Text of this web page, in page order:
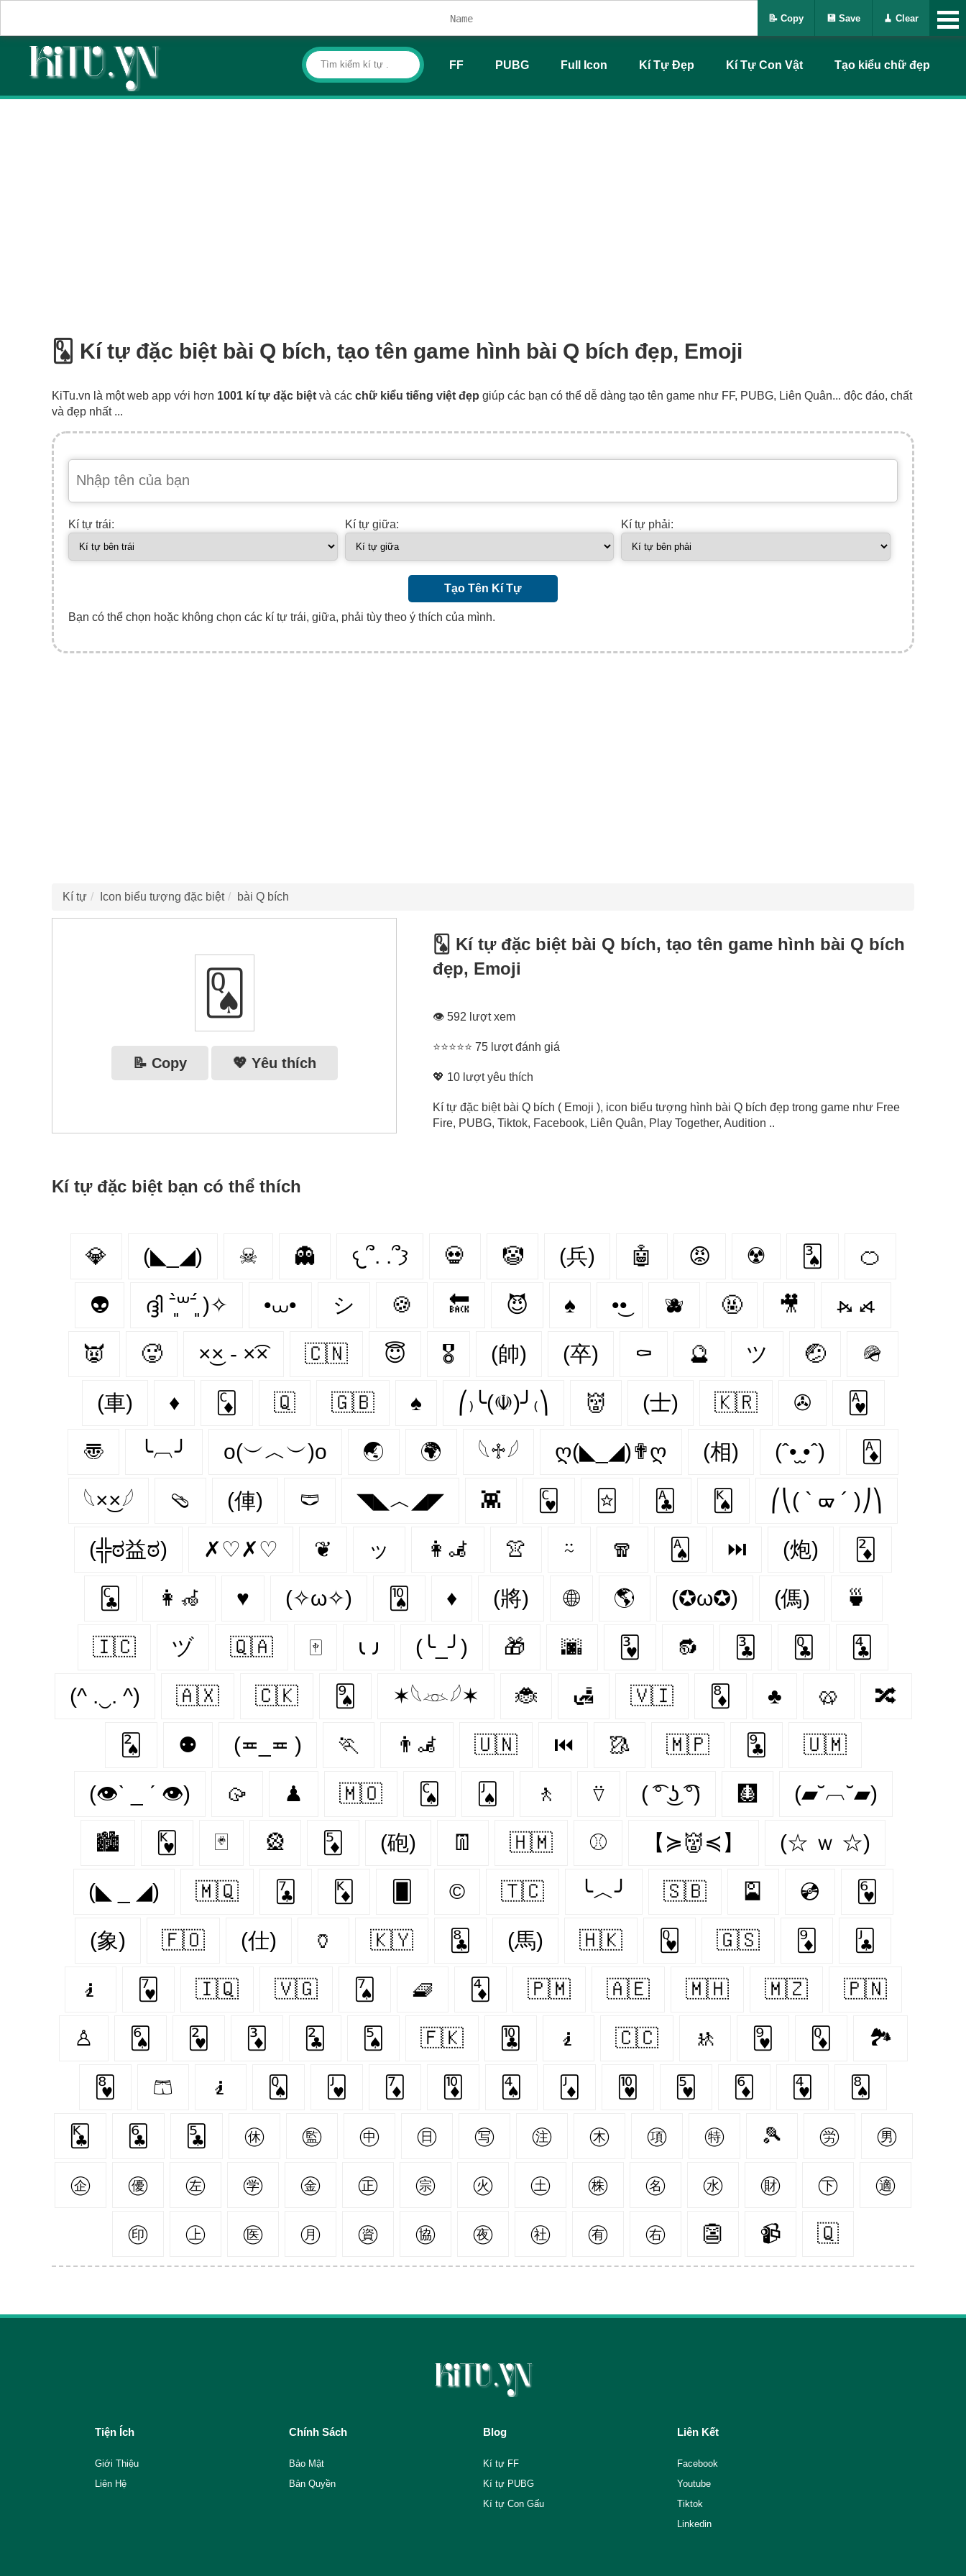
FF PUBG Full Icon Kí Tự Đẹp Kí Tự Con Vật Tạo kiểu chữ đẹp
🂭 Kí tự đặc biệt bài Q bích, tạo tên game hình bài Q bích đẹp, Emoji
KiTu.vn là một web app với hơn 1001 kí tự đặc biệt và các chữ kiểu tiếng việt đẹp giúp các bạn có thể dễ dàng tạo tên game như FF, PUBG, Liên Quân... độc đáo, chất
và đẹp nhất ...
Kí tự trái: Kí tự giữa: Kí tự phải:
Tạo Tên Kí Tự
Bạn có thể chọn hoặc không chọn các kí tự trái, giữa, phải tùy theo ý thích của mình.
Kí tự Icon biểu tượng đặc biệt bài Q bích
🂭
📝 Copy 💖 Yêu thích
🂭 Kí tự đặc biệt bài Q bích, tạo tên game hình bài Q bích
đẹp, Emoji
👁 592 lượt xem
⭐⭐⭐⭐⭐ 75 lượt đánh giá
💖 10 lượt yêu thích
Kí tự đặc biệt bài Q bích ( Emoji ), icon biểu tượng hình bài Q bích đẹp trong game như Free
Fire, PUBG, Tiktok, Facebook, Liên Quân, Play Together, Audition ..
Kí tự đặc biệt bạn có thể thích
💎 (◣_◢) ☠ 👻 𐔌՞. .՞𐦯 💀 🤡 (兵) 🤖 😡 ☢️ 🂣 🍊
👽 ദ്ദി ˉ͈̀꒳ˉ͈́ )✧ •⩊• シ 🍪 🔙 😈 ♠ •͜• 🫐 🤬 🎥 ⦮ ⦯
👿 🥵 ×͜× - ×͡× 🇨🇳 😇 🎖 (帥) (卒) ⚰ 🔮 ツ 🤕 🪖
(車) ♦️ 🃌 🇶‌ 🇬🇧 ♠️ ⎛₎╰(☫)╯₍⎞ 👹 (士) 🇰🇷 ✇ 🂱
〠 ╰︹╯ o(︶︿︶)o 🌏 🌍 𓆩♱𓆪 ღ(◣_◢)✟ღ (相) (ˆ•̮ ̮•ˆ) 🃁
𓆩×͜×𓆪 🩴 (俥) 🩲 ◥◣︿◢◤ 👾 🂼 🃟 🃑 🂮 ⎛⎝( ` ᢍ ´ )⎠⎞
(╬ಠ益ಠ) ✗♡✗♡ ❦ ッ 👩‍🦼‍ 👚 ⍨ 🧣 🂡 ⏭ (炮) 🃂
🃜 👩‍🦽‍ ♥️ (✧ω✧) 🂪 ♦ (將) 🌐 🌎 (✪ω✪) (傌) 🍵
🇮🇨 ヅ 🇶🇦 🀄 𐑧 𐑨 (╰_╯) 🎁 🌆 🂳 🔂 🃓 🃝 🃔
(^ .‿. ^) 🇦🇽 🇨🇰 🂩 ✶𓆩𓁺𓆪✶ 🐞 🛃 🇻🇮 🃈 ♣️ 🥨 🔀
🂢 ⚉ (≖_≖ ) 🏃‍ 👨‍🦼‍️ 🇺🇳 ⏮ 🥻 🇲🇵 🃙 🇺🇲
(👁ˋ _ ˊ 👁) 🥠 ♟ 🇲🇴 🂬 🂫 🚶‍ ⍢ ( ͡° ͜ʖ ͡°) 🩻 (▰˘︹˘▰)
🏙 🂾 🃏 🎡 🃅 (砲) 👖 🇭🇲 ⚾️ 【≽👹≼】 (☆ ｗ ☆)
(◣ _ ◢) 🇲🇶 🃗 🃎 © 🇹🇨 ╰︿╯ 🇸🇧 🎴 💿 🂶
(象) 🇫🇴 (仕) 🏺 🇰🇾 🃘 (馬) 🇭🇰 🂽 🇬🇸 🃉 🃛
🧎 🂷 🇮🇶 🇻🇬 🂧 🧇 🃄 🇵🇲 🇦🇪 🇲🇭 🇲🇿 🇵🇳
♙ 🂦 🂲 🃃 🃒 🂥 🇫🇰 🃚 🧎‍ 🇨🇨 🚸 🂹 🃍 🏞
🂸 🩳 🧎‍️ 🂭 🂻 🃇 🃊 🂤 🃋 🂺 🂵 🃆 🂴 🂨
🃞 🃖 🃕 ㊡ ㊬ ㊥ ㊐ ㊢ ㊟ ㊍ ㊠ ㊕ 🎾 ㊘ ㊚
㊭ ㊝ ㊧ ㊫ ㊎ ㊣ ㊪ ㊋ ㊏ ㊑ ㊔ ㊌ ㊖ ㊦ ㊜
㊞ ㊤ ㊩ ㊊ ㊮ ㊯ ㊰ ㊓ ㊒ ㊨ 👺 📹 🇶
Tiện Ích
Giới Thiệu
Liên Hệ
Chính Sách
Bảo Mật
Bản Quyền
Blog
Kí tự FF
Kí tự PUBG
Kí tự Con Gấu
Liên Kết
Facebook
Youtube
Tiktok
Linkedin
📝 Copy 💾 Save 🧹 Clear